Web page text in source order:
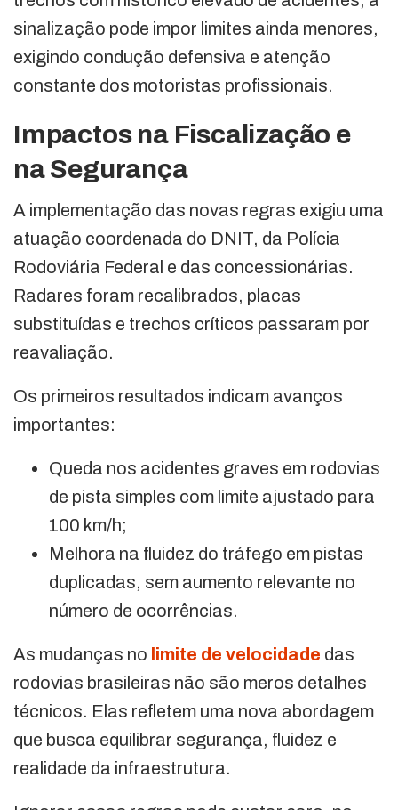
sinalização pode impor limites ainda menores,
exigindo condução defensiva e atenção
constante dos motoristas profissionais.
Impactos na Fiscalização e
na Segurança
A implementação das novas regras exigiu uma
atuação coordenada do DNIT, da Polícia
Rodoviária Federal e das concessionárias.
Radares foram recalibrados, placas
substituídas e trechos críticos passaram por
reavaliação.
Os primeiros resultados indicam avanços
importantes:
Queda nos acidentes graves em rodovias
de pista simples com limite ajustado para
100 km/h;
Melhora na fluidez do tráfego em pistas
duplicadas, sem aumento relevante no
número de ocorrências.
As mudanças no limite de velocidade das
rodovias brasileiras não são meros detalhes
técnicos. Elas refletem uma nova abordagem
que busca equilibrar segurança, fluidez e
realidade da infraestrutura.